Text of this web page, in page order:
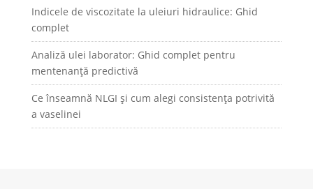
Indicele de viscozitate la uleiuri hidraulice: Ghid
complet
Analiză ulei laborator: Ghid complet pentru
mentenanță predictivă
Ce înseamnă NLGI și cum alegi consistența potrivită
a vaselinei